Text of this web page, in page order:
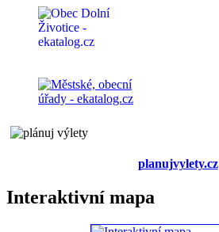
planujvylety.cz
Interaktivní mapa